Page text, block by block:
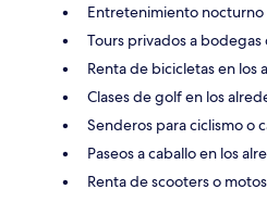
Entretenimiento nocturno
Tours privados a bodegas
Renta de bicicletas en los
Clases de golf en los
Senderos para ciclismo o
Paseos a caballo en los
Renta de scooters o